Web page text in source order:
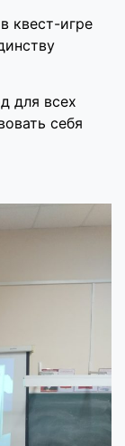
квест-игре
для всех
себя